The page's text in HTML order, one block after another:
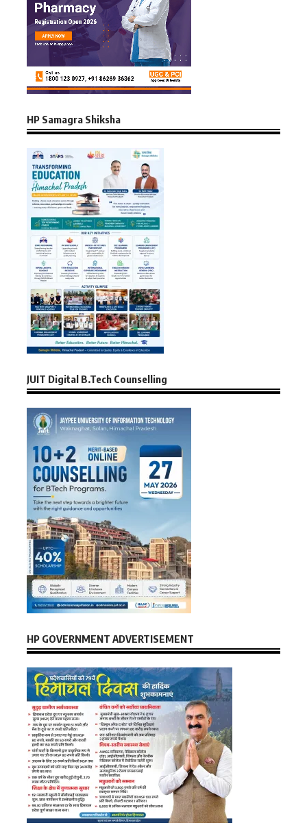
HP Samagra Shiksha
JUIT Digital B.Tech Counselling
HP GOVERNMENT ADVERTISEMENT